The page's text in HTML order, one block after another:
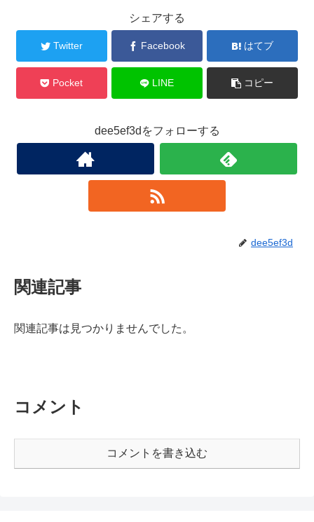
シェアする
Twitter Facebook はてブ
Pocket LINE コピー
dee5ef3dをフォローする
dee5ef3d
関連記事
関連記事は見つかりませんでした。
コメント
コメントを書き込む